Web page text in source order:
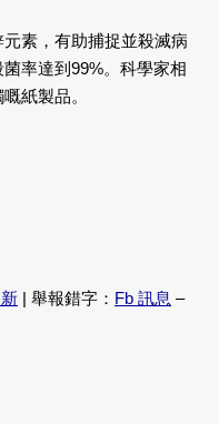
素，有助捕捉並殺滅病
率達到99%。科學家相
紙製品。
| 舉報錯字： Fb 訊息 –